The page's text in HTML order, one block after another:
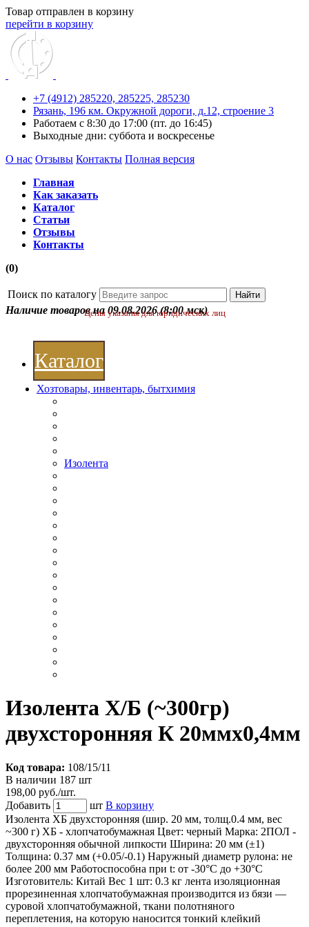
Товар отправлен в корзину
перейти в корзину
+7 (4912) 285220, 285225, 285230
Рязань, 196 км. Окружной дороги, д.12, строение 3
Работаем с 8:30 до 17:00 (пт. до 16:45)
Выходные дни: суббота и воскресенье
О нас Отзывы Контакты Полная версия
Главная
Как заказать
Каталог
Статьи
Отзывы
Контакты
(0)
Поиск по каталогу
Наличие товаров на 09.08.2026 (8:00 мск)
Цены указаны для юридических лиц
Каталог
Хозтовары, инвентарь, бытхимия
Изолента
Изолента Х/Б (~300гр)
двухсторонняя К 20ммх0,4мм
Код товара: 108/15/11
В наличии 187 шт
198,00 руб./шт.
Добавить
шт В корзину
Изолента ХБ двухсторонняя (шир. 20 мм, толщ.0.4 мм, вес
~300 г) ХБ - хлопчатобумажная Цвет: черный Марка: 2ПОЛ -
двухсторонняя обычной липкости Ширина: 20 мм (±1)
Толщина: 0.37 мм (+0.05/-0.1) Наружный диаметр рулона: не
более 200 мм Работоспособна при t: от -30°С до +30°С
Изготовитель: Китай Вес 1 шт: 0.3 кг лента изоляционная
прорезиненная хлопчатобумажная производится из бязи —
суровой хлопчатобумажной, ткани полотняного
переплетения, на которую наносится тонкий клейкий